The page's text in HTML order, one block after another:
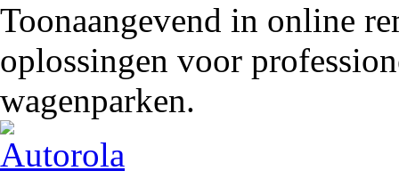
Toonaangevend in online
oplossingen voor
wagenparken.